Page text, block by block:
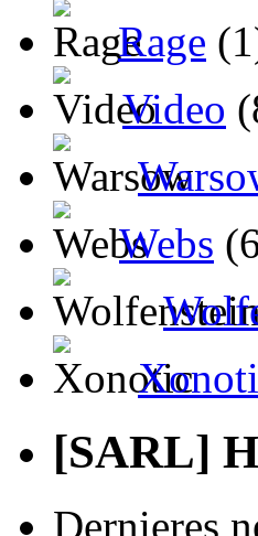
Rage
Video
Webs
[SARL]
Dernieres